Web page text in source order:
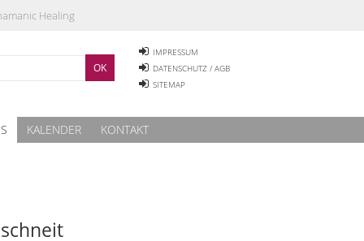
Healing
IMPRESSUM
DATENSCHUTZ / AGB
SITEMAP
KALENDER KONTAKT